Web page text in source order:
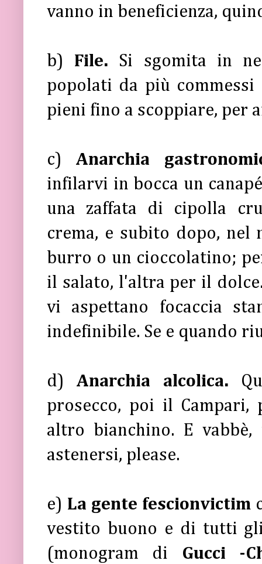
vanno in beneficienza,
b) File. Si sgomita in
popolati da più
pieni fino a scoppiare, per
c)Anarchia
infilarvi in bocca un
una zaffata di cipolla
crema, e subito dopo, nel
burro o un cioccolatino;
il salato, l'altra per il
vi aspettano focaccia
indefinibile. Se e quando
d)Anarchia alcolica.
prosecco, poi il
altro bianchino. E
astenersi, please.
e) La gente fescionvictim
vestito buono e di tutti
(monogram di Gucci -